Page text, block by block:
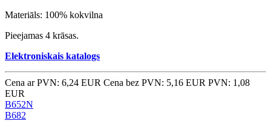
Materiāls: 100% kokvilna
Pieejamas 4 krāsas.
Elektroniskais katalogs
Cena ar PVN: 6,24 EUR Cena bez PVN: 5,16 EUR PVN: 1,08
EUR
B652N
B682